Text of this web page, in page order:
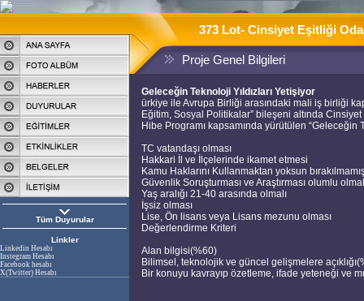
Tüm Duyurular
Linkler
Linkedin Hesabı
Instegram Hesabı
Facebook hesabı
X(Twitter) Hesabı
373 Lot- Cinsiyet Eşitliği
Proje Genel Bilgileri
Geleceğin Teknoloji Yıldızları Yetişiyor
ürkiye ile Avrupa Birliği arasındaki mali iş birliği
Eğitim, Sosyal Politikalar” bileşeni altında
Hibe Programı kapsamında yürütülen “Geleceğin
TC vatandaşı olması
Hakkari İl ve İlçelerinde ikamet etmesi
Kamu Haklarını Kullanmaktan yoksun
Güvenlik Soruşturması ve Araştırması olumlu
Yaş aralığı 21-40 arasında olmalı
İşsiz olması
Lise, Ön lisans veya Lisans mezunu olması
Değerlendirme Kriteri
Alan bilgisi(%60)
Bilimsel, teknolojik ve güncel gelişmelere
Bir konuyu kavrayıp özetleme, ifade yeteneği ve